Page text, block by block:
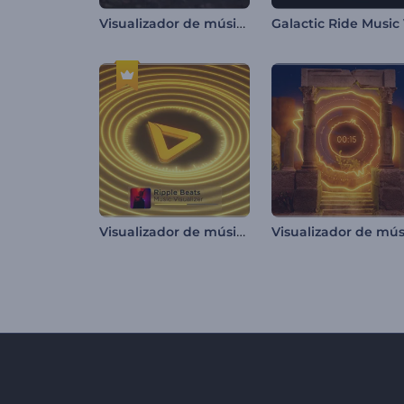
Visualizador de música bosque oscuro
Visualizador de música Ripple Beats